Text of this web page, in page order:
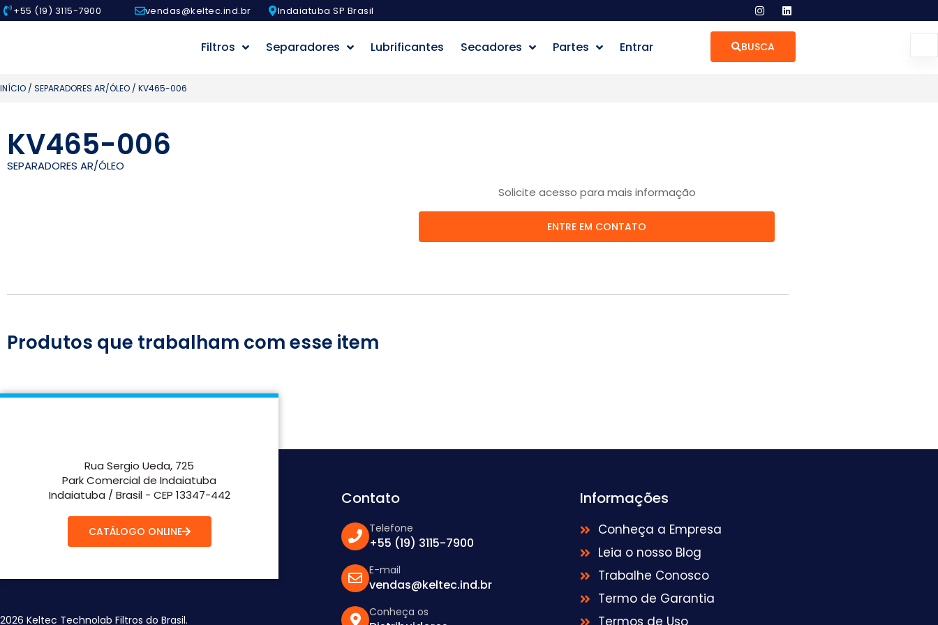
+55 (19) 3115-7900 vendas@keltec.ind.br Indaiatuba SP Brasil
Filtros Separadores Lubrificantes Secadores Partes Entrar BUSCA
INÍCIO / SEPARADORES AR/ÓLEO / KV465-006
KV465-006
SEPARADORES AR/ÓLEO
Solicite acesso para mais informação
ENTRE EM CONTATO
Produtos que trabalham com esse item
Rua Sergio Ueda, 725
Park Comercial de Indaiatuba
Indaiatuba / Brasil - CEP 13347-442
CATÁLOGO ONLINE
2026 Keltec Technolab Filtros do Brasil.
Contato
Telefone
+55 (19) 3115-7900
E-mail
vendas@keltec.ind.br
Conheça os
Informações
Conheça a Empresa
Leia o nosso Blog
Trabalhe Conosco
Termo de Garantia
Termos de Uso